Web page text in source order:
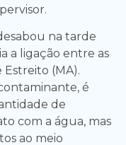
na tarde
a ligação entre as
(MA).
é
de
com a água, mas
ao meio